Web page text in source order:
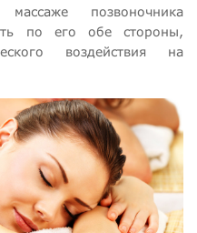
массаже позвоночника
по его обе стороны,
воздействия на